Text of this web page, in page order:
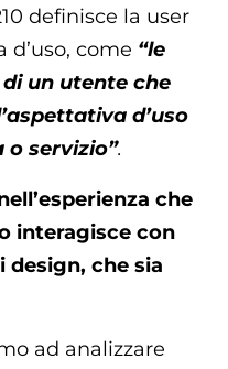
definisce la user
d’uso, come “le
un utente che
d’uso
servizio”.
che
interagisce con
che sia
ad analizzare